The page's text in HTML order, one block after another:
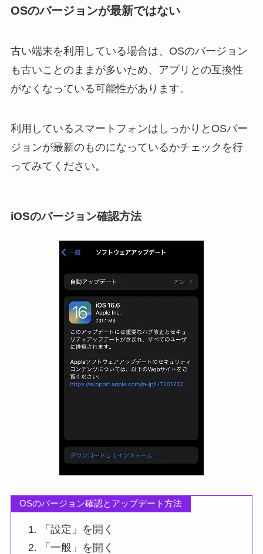
OSのバージョンが最新ではない
古い端末を利用している場合は、OSのバージョン
も古いことのままが多いため、アプリとの互換性
がなくなっている可能性があります。
利用しているスマートフォンはしっかりとOSバー
ジョンが最新のものになっているかチェックを行
ってみてください。
iOSのバージョン確認方法
OSのバージョン確認とアップデート方法
「設定」を開く
「一般」を開く